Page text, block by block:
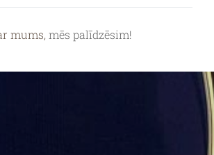
mums, mēs palīdzēsim!